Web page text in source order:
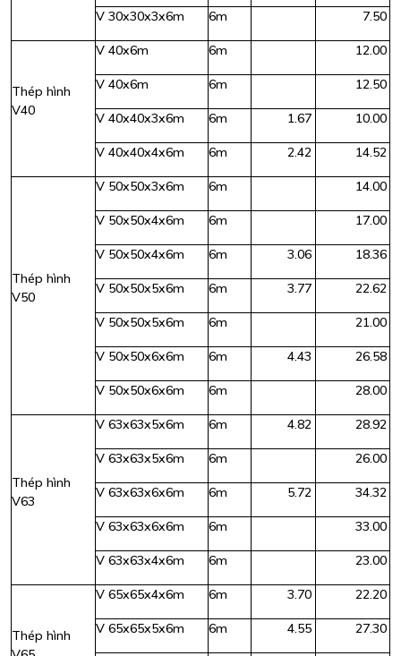
V 30x30x3x6m 6m 7.50
Thép hình
V40
V 40x6m 6m 12.00
V 40x6m 6m 12.50
V 40x40x3x6m 6m 1.67 10.00
V 40x40x4x6m 6m 2.42 14.52
Thép hình
V50
V 50x50x3x6m 6m 14.00
V 50x50x4x6m 6m 17.00
V 50x50x4x6m 6m 3.06 18.36
V 50x50x5x6m 6m 3.77 22.62
V 50x50x5x6m 6m 21.00
V 50x50x6x6m 6m 4.43 26.58
V 50x50x6x6m 6m 28.00
Thép hình
V63
V 63x63x5x6m 6m 4.82 28.92
V 63x63x5x6m 6m 26.00
V 63x63x6x6m 6m 5.72 34.32
V 63x63x6x6m 6m 33.00
V 63x63x4x6m 6m 23.00
Thép hình
V 65x65x4x6m 6m 3.70 22.20
V 65x65x5x6m 6m 4.55 27.30